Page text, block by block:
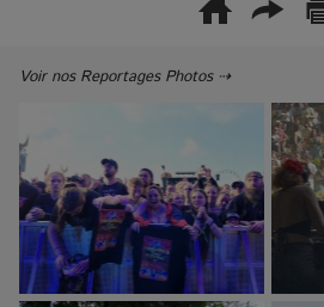
Voir nos Reportages Photos ⇢